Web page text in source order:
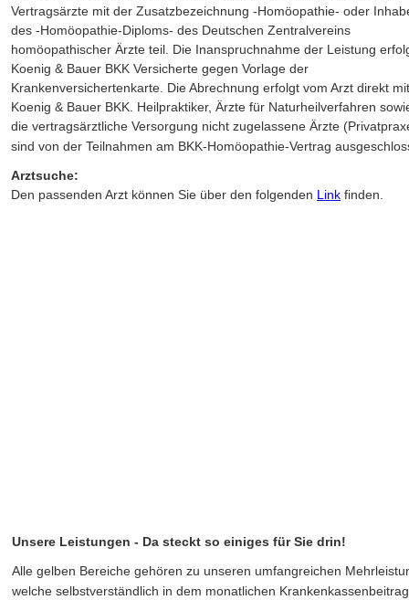
Vertragsärzte mit der Zusatzbezeichnung -Homöopathie- oder
des -Homöopathie-Diploms- des Deutschen Zentralvereins
homöopathischer Ärzte teil. Die Inanspruchnahme der Leistung
Koenig & Bauer BKK Versicherte gegen Vorlage der
Krankenversichertenkarte. Die Abrechnung erfolgt vom Arzt direkt
Koenig & Bauer BKK. Heilpraktiker, Ärzte für Naturheilverfahren
die vertragsärztliche Versorgung nicht zugelassene Ärzte
sind von der Teilnahmen am BKK-Homöopathie-Vertrag
Arztsuche:
Den passenden Arzt können Sie über den folgenden Link finden.
Unsere Leistungen - Da steckt so einiges für Sie drin!
Alle gelben Bereiche gehören zu unseren umfangreichen
welche selbstverständlich in dem monatlichen